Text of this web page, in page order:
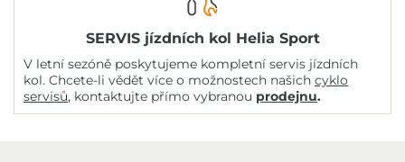
SERVIS jízdních kol Helia Sport
V letní sezóně poskytujeme kompletní servis jízdních
kol. Chcete-li vědět více o možnostech našich cyklo
servisů, kontaktujte přímo vybranou prodejnu.